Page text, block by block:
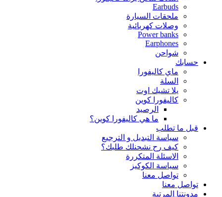
Earbuds
ملحقات السيارة
وصلات كهربائية
Power banks
Earphones
شواحن
حسابك
ماي كاليفورا
السلة
يلا تشيك اوت
كاليفورا كوين
الرصيد
ما هي كاليفورا كوين؟
قبل ما تطلب
سياسة التبديل و الترجيع
كيف رح نشحنلك طلبك؟
الاسئلة المتكررة
سياسة الكوكيز
تواصل معنا
تواصل معنا
مدونتنا المرتبة